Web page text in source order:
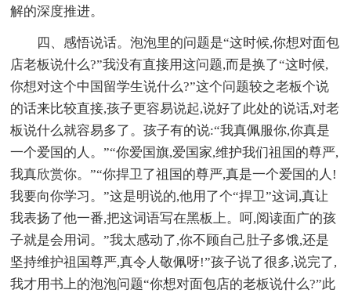
解的深度推进。
四、感悟说话。泡泡里的问题是“这时候,你想对面包
店老板说什么?”我没有直接用这问题,而是换了“这时候,
你想对这个中国留学生说什么?”这个问题较之老板个说
的话来比较直接,孩子更容易说起,说好了此处的说话,对老
板说什么就容易多了。孩子有的说:“我真佩服你,你真是
一个爱国的人。”“你爱国旗,爱国家,维护我们祖国的尊严,
我真欣赏你。”“你捍卫了祖国的尊严,真是一个爱国的人!
我要向你学习。”这是明说的,他用了个“捍卫”这词,真让
我表扬了他一番,把这词语写在黑板上。呵,阅读面广的孩
子就是会用词。”我太感动了,你不顾自己肚子多饿,还是
坚持维护祖国尊严,真令人敬佩呀!”孩子说了很多,说完了,
我才用书上的泡泡问题“你想对面包店的老板说什么?”此